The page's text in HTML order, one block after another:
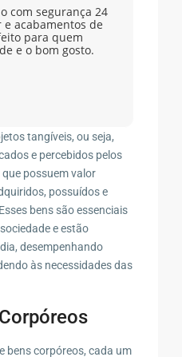
com segurança 24
e acabamentos de
para quem
e o bom gosto.
tangíveis, ou seja,
e percebidos pelos
possuem valor
possuídos e
bens são essenciais
e estão
desempenhando
às necessidades das
bens corpóreos, cada um